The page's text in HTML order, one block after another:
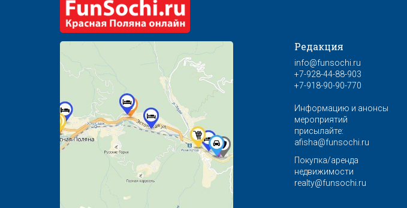
Редакция
info@funsochi.ru
+7-928-44-88-903
+7-918-90-90-770
Информацию и анонсы
мероприятий
присылайте:
afisha@funsochi.ru
Покупка/аренда
недвижимости
realty@funsochi.ru